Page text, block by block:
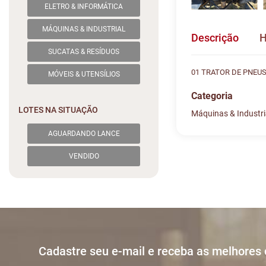
ELETRO & INFORMÁTICA
MÁQUINAS & INDUSTRIAL
SUCATAS & RESÍDUOS
MÓVEIS & UTENSÍLIOS
LOTES NA SITUAÇÃO
AGUARDANDO LANCE
VENDIDO
Descrição
01 TRATOR DE
Categoria
Máquinas &
3 23/05
Cadastre seu e-mail e receba as